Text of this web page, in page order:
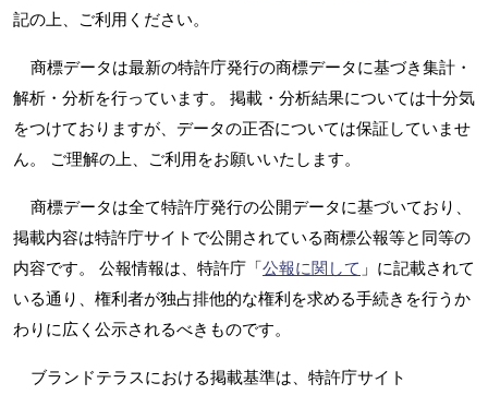
記の上、ご利用ください。
商標データは最新の特許庁発行の商標データに基づき集計・
解析・分析を行っています。 掲載・分析結果については十分気
をつけておりますが、データの正否については保証していませ
ん。 ご理解の上、ご利用をお願いいたします。
商標データは全て特許庁発行の公開データに基づいており、
掲載内容は特許庁サイトで公開されている商標公報等と同等の
内容です。 公報情報は、特許庁「公報に関して 」に記載されて
いる通り、権利者が独占排他的な権利を求める手続きを行うか
わりに広く公示されるべきものです。
ブランドテラスにおける掲載基準は、特許庁サイト